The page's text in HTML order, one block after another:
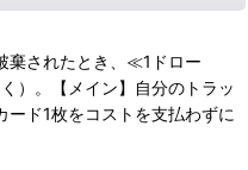
棄されたとき、≪1ドロー
）。【メイン】自分のトラッ
ド1枚をコストを支払わずに